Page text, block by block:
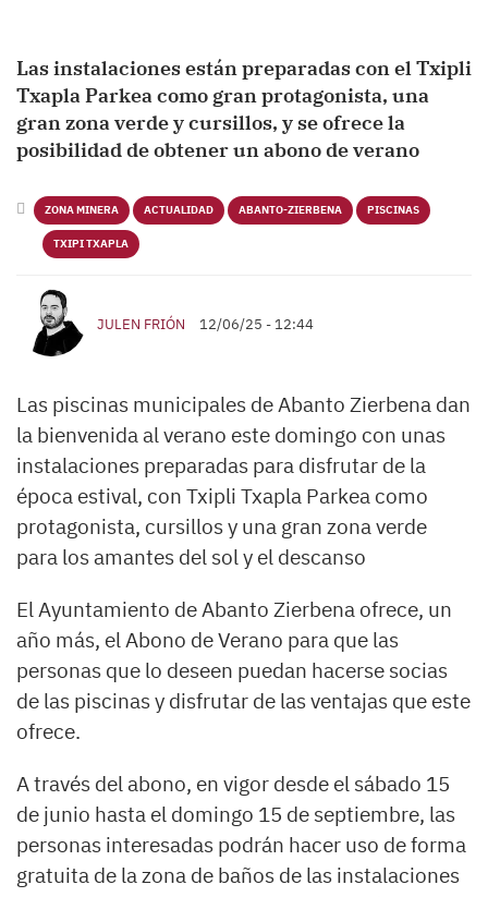
Las instalaciones están preparadas con el Txipli
Txapla Parkea como gran protagonista, una
gran zona verde y cursillos, y se ofrece la
posibilidad de obtener un abono de verano
ZONA MINERA ACTUALIDAD ABANTO-ZIERBENA PISCINAS
TXIPI TXAPLA
JULEN FRIÓN 12/06/25 - 12:44
Las piscinas municipales de Abanto Zierbena dan
la bienvenida al verano este domingo con unas
instalaciones preparadas para disfrutar de la
época estival, con Txipli Txapla Parkea como
protagonista, cursillos y una gran zona verde
para los amantes del sol y el descanso
El Ayuntamiento de Abanto Zierbena ofrece, un
año más, el Abono de Verano para que las
personas que lo deseen puedan hacerse socias
de las piscinas y disfrutar de las ventajas que este
ofrece.
A través del abono, en vigor desde el sábado 15
de junio hasta el domingo 15 de septiembre, las
personas interesadas podrán hacer uso de forma
gratuita de la zona de baños de las instalaciones